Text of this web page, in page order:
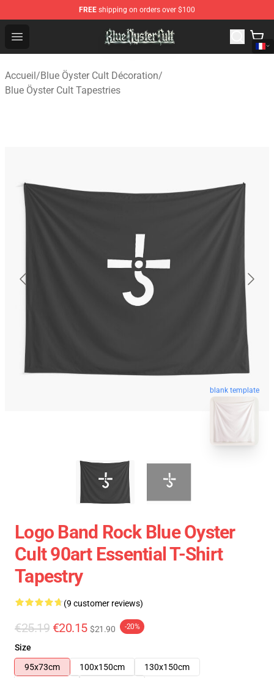
FREE shipping on orders over $100
Open menu
Blue Öyster Cult Store - Official Blue Öyster Cult
Accueil/Blue Öyster Cult Décoration/
Blue Öyster Cult Tapestries
blank template
Logo Band Rock Blue Oyster
Cult 90art Essential T-Shirt
Tapestry
(9 customer reviews)
€25.19 €20.15 $21.90 -20%
Size
95x73cm
100x150cm
130x150cm